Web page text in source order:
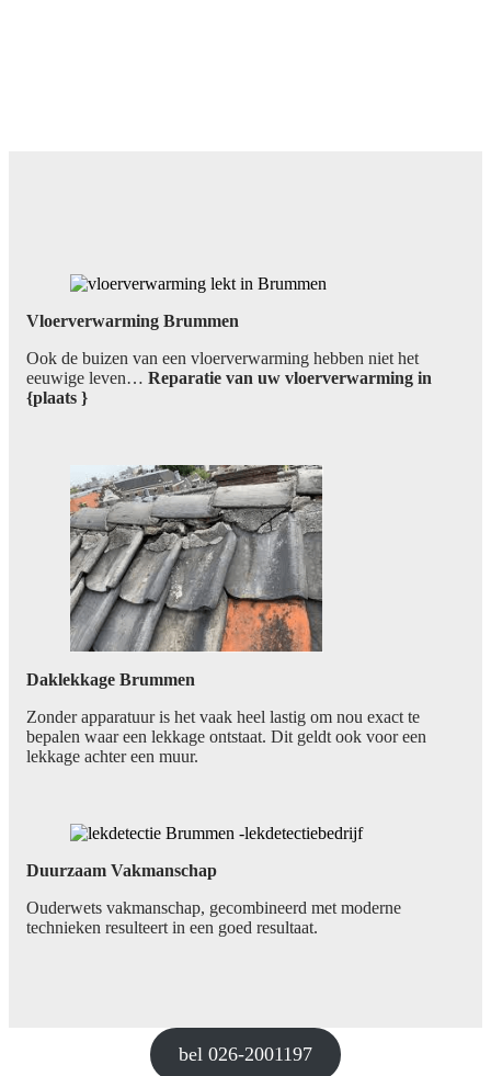
Vloerverwarming Brummen
Ook de buizen van een vloerverwarming hebben niet het
eeuwige leven… Reparatie van uw vloerverwarming in
{plaats }
Daklekkage Brummen
Zonder apparatuur is het vaak heel lastig om nou exact te
bepalen waar een lekkage ontstaat. Dit geldt ook voor een
lekkage achter een muur.
Duurzaam Vakmanschap
Ouderwets vakmanschap, gecombineerd met moderne
technieken resulteert in een goed resultaat.
bel 026-2001197